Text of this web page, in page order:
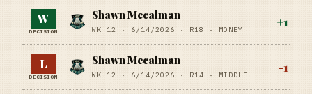
W
DECISION
Shawn Mccalman
WK 12 · 6/14/2026 · R18 · MONEY
+1
L
DECISION
Shawn Mccalman
WK 12 · 6/14/2026 · R14 · MIDDLE
-1